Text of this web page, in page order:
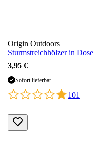
Origin Outdoors
Sturmstreichhölzer in Dose
3,95 €
Sofort lieferbar
101